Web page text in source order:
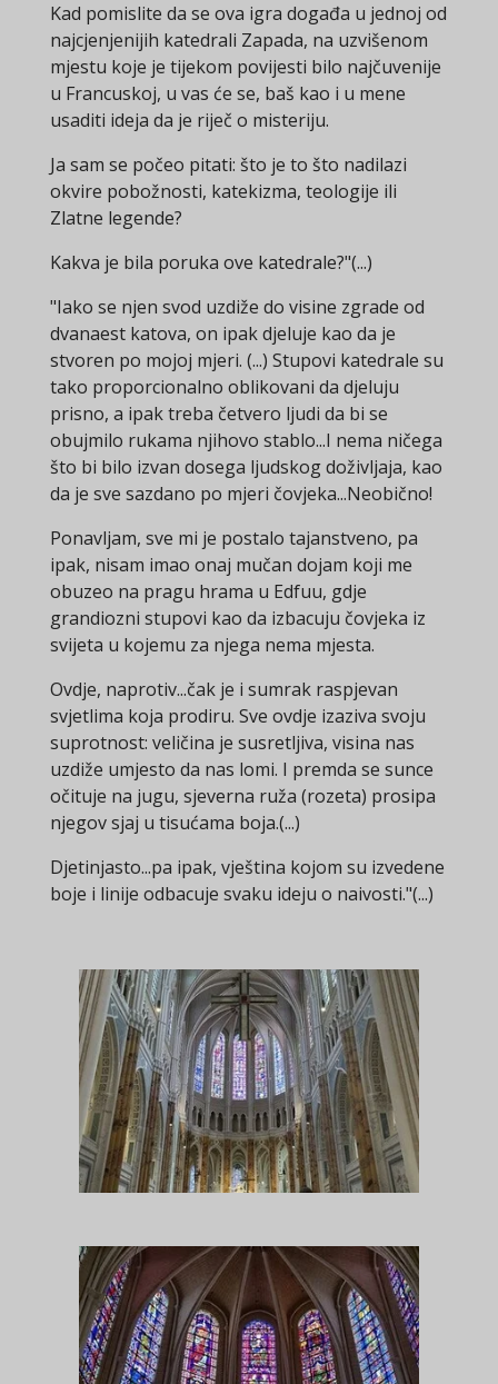
Kad pomislite da se ova igra događa u jednoj od
najcjenjenijih katedrali Zapada, na uzvišenom
mjestu koje je tijekom povijesti bilo najčuvenije
u Francuskoj, u vas će se, baš kao i u mene
usaditi ideja da je riječ o misteriju.
Ja sam se počeo pitati: što je to što nadilazi
okvire pobožnosti, katekizma, teologije ili
Zlatne legende?
Kakva je bila poruka ove katedrale?"(...)
"Iako se njen svod uzdiže do visine zgrade od
dvanaest katova, on ipak djeluje kao da je
stvoren po mojoj mjeri. (...) Stupovi katedrale su
tako proporcionalno oblikovani da djeluju
prisno, a ipak treba četvero ljudi da bi se
obujmilo rukama njihovo stablo...I nema ničega
što bi bilo izvan dosega ljudskog doživljaja, kao
da je sve sazdano po mjeri čovjeka...Neobično!
Ponavljam, sve mi je postalo tajanstveno, pa
ipak, nisam imao onaj mučan dojam koji me
obuzeo na pragu hrama u Edfuu, gdje
grandiozni stupovi kao da izbacuju čovjeka iz
svijeta u kojemu za njega nema mjesta.
Ovdje, naprotiv...čak je i sumrak raspjevan
svjetlima koja prodiru. Sve ovdje izaziva svoju
suprotnost: veličina je susretljiva, visina nas
uzdiže umjesto da nas lomi. I premda se sunce
očituje na jugu, sjeverna ruža (rozeta) prosipa
njegov sjaj u tisućama boja.(...)
Djetinjasto...pa ipak, vještina kojom su izvedene
boje i linije odbacuje svaku ideju o naivosti."(...)